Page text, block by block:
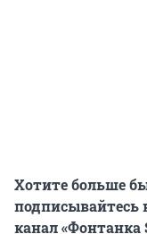
Хотите больше
канал «Фонтанка